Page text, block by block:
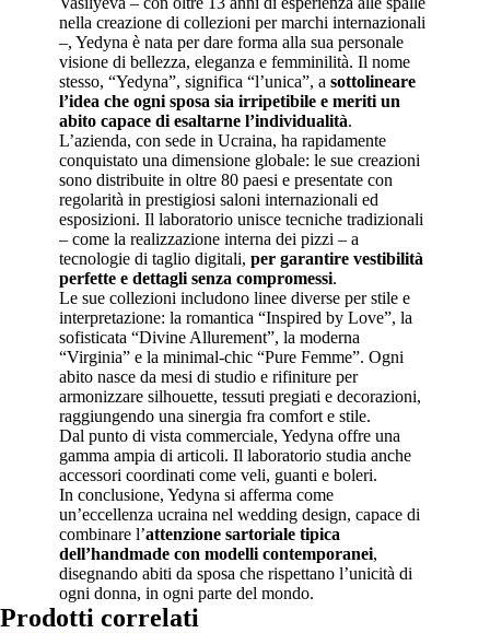
nella creazione di collezioni per marchi internazionali
–, Yedyna è nata per dare forma alla sua personale
visione di bellezza, eleganza e femminilità. Il nome
stesso, “Yedyna”, significa “l’unica”, a sottolineare
l’idea che ogni sposa sia irripetibile e meriti un
abito capace di esaltarne l’individualità.
L’azienda, con sede in Ucraina, ha rapidamente
conquistato una dimensione globale: le sue creazioni
sono distribuite in oltre 80 paesi e presentate con
regolarità in prestigiosi saloni internazionali ed
esposizioni. Il laboratorio unisce tecniche tradizionali
– come la realizzazione interna dei pizzi – a
tecnologie di taglio digitali, per garantire vestibilità
perfette e dettagli senza compromessi.
Le sue collezioni includono linee diverse per stile e
interpretazione: la romantica “Inspired by Love”, la
sofisticata “Divine Allurement”, la moderna
“Virginia” e la minimal-chic “Pure Femme”. Ogni
abito nasce da mesi di studio e rifiniture per
armonizzare silhouette, tessuti pregiati e decorazioni,
raggiungendo una sinergia fra comfort e stile.
Dal punto di vista commerciale, Yedyna offre una
gamma ampia di articoli. Il laboratorio studia anche
accessori coordinati come veli, guanti e boleri.
In conclusione, Yedyna si afferma come
un’eccellenza ucraina nel wedding design, capace di
combinare l’attenzione sartoriale tipica
dell’handmade con modelli contemporanei,
disegnando abiti da sposa che rispettano l’unicità di
ogni donna, in ogni parte del mondo.
Prodotti correlati